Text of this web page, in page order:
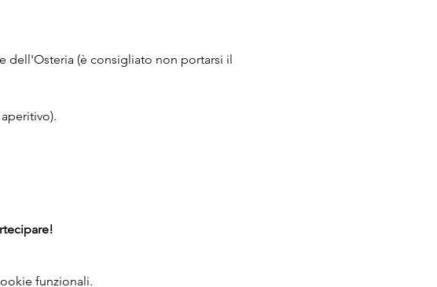
dell'Osteria (è consigliato non portarsi il
funzionali.